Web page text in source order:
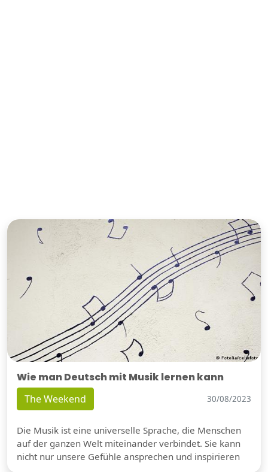
Wie man Deutsch mit Musik lernen kann
The Weekend 30/08/2023
Die Musik ist eine universelle Sprache, die Menschen
auf der ganzen Welt miteinander verbindet. Sie kann
nicht nur unsere Gefühle ansprechen und inspirieren